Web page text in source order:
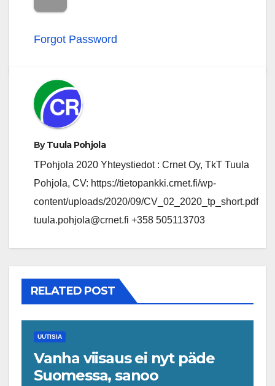
Forgot Password
ByTuula Pohjola
TPohjola 2020 Yhteystiedot : Crnet Oy, TkT Tuula
Pohjola, CV: https://tietopankki.crnet.fi/wp-
content/uploads/2020/09/CV_02_2020_tp_short.pdf
tuula.pohjola@crnet.fi +358 505113703
RELATED POST
UUTISIA
Vanha viisaus ei nyt päde
Suomessa, sanoo